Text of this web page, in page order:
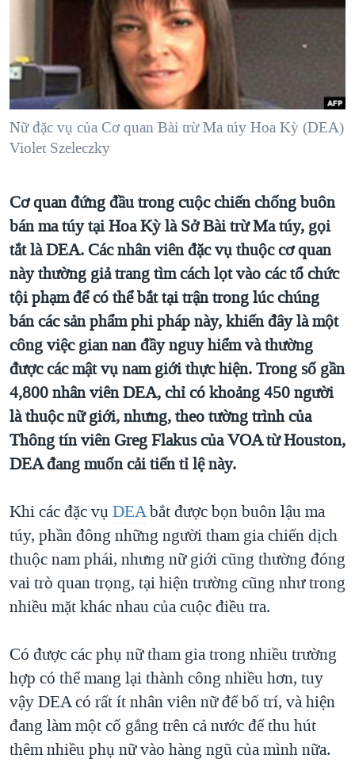
NGƯỜI VIỆT HẢI NGOẠI
KINH TẾ
KHOA HỌC
SỨC KHOẺ
GIÁO DỤC
HÀNH TRÌNH BẦU CỬ 2024
MỘT NĂM CHIẾN TRANH TẠI DẢI GAZA
GIẢI MÃ VÀNH ĐAI & CON ĐƯỜNG
TRỊNH VĨNH BÌNH - NGƯỜI HẠ 'BÊN THẮNG CUỘC'
CHI PHÍ CHIẾN TRANH AFGHANISTAN
CÁC GIÁ TRỊ CỘNG HÒA Ở VIỆT NAM
THƯỢNG ĐỈNH TRUMP-KIM TẠI VIỆT NAM
TRỊNH VĨNH BÌNH VS. CHÍNH PHỦ VIỆT NAM
NGƯ DÂN VIỆT VÀ LÀN SÓNG TRỘM HẢI SÂM
BÊN KIA QUỐC LỘ: TIẾNG VỌNG TỪ NÔNG THÔN MỸ
QUAN HỆ VIỆT MỸ
Ngôn ngữ khác
Nữ đặc vụ của Cơ quan Bài trừ Ma túy Hoa Kỳ (DEA)
Violet Szeleczky
Cơ quan đứng đầu trong cuộc chiến chống buôn
bán ma túy tại Hoa Kỳ là Sở Bài trừ Ma túy, gọi
tắt là DEA. Các nhân viên đặc vụ thuộc cơ quan
này thường giả trang tìm cách lọt vào các tổ chức
tội phạm để có thể bắt tại trận trong lúc chúng
bán các sản phẩm phi pháp này, khiến đây là một
công việc gian nan đầy nguy hiểm và thường
được các mật vụ nam giới thực hiện. Trong số gần
4,800 nhân viên DEA, chỉ có khoảng 450 người
là thuộc nữ giới, nhưng, theo tường trình của
Thông tín viên Greg Flakus của VOA từ Houston,
DEA đang muốn cải tiến tỉ lệ này.
Khi các đặc vụDEAbắt được bọn buôn lậu ma
túy, phần đông những người tham gia chiến dịch
thuộc nam phái, nhưng nữ giới cũng thường đóng
vai trò quan trọng, tại hiện trường cũng như trong
nhiều mặt khác nhau của cuộc điều tra.
Có được các phụ nữ tham gia trong nhiều trường
hợp có thể mang lại thành công nhiều hơn, tuy
vậy DEA có rất ít nhân viên nữ để bố trí, và hiện
đang làm một cố gắng trên cả nước để thu hút
thêm nhiều phụ nữ vào hàng ngũ của mình nữa.